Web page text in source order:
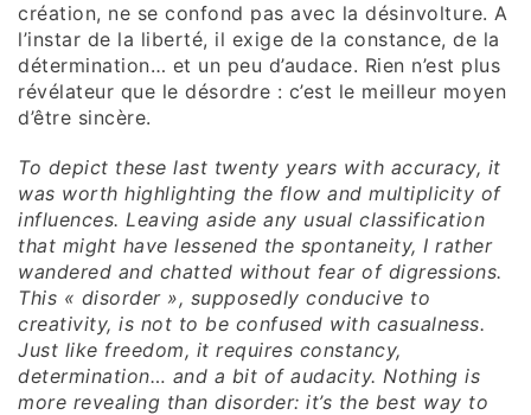
création, ne se confond pas avec la désinvolture. A
l’instar de la liberté, il exige de la constance, de la
détermination… et un peu d’audace. Rien n’est plus
révélateur que le désordre : c’est le meilleur moyen
d’être sincère.
To depict these last twenty years with accuracy, it
was worth highlighting the flow and multiplicity of
influences. Leaving aside any usual classification
that might have lessened the spontaneity, I rather
wandered and chatted without fear of digressions.
This « disorder », supposedly conducive to
creativity, is not to be confused with casualness.
Just like freedom, it requires constancy,
determination… and a bit of audacity. Nothing is
more revealing than disorder: it’s the best way to